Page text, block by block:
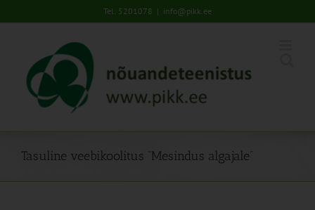
to
Tel: 5201078 | info@pikk.ee
Tasuline veebikoolitus “Mesindus algajale”